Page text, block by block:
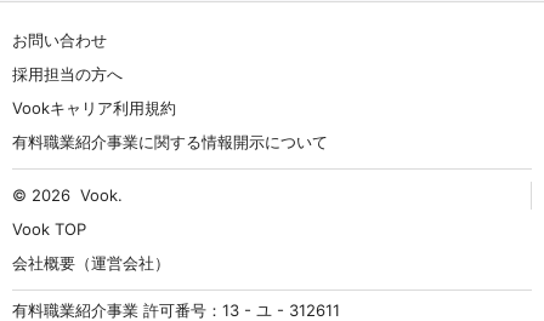
お問い合わせ
採用担当の方へ
Vookキャリア利用規約
有料職業紹介事業に関する情報開示について
© 2026 Vook.
Vook TOP
会社概要（運営会社）
有料職業紹介事業 許可番号：13 - ユ - 312611